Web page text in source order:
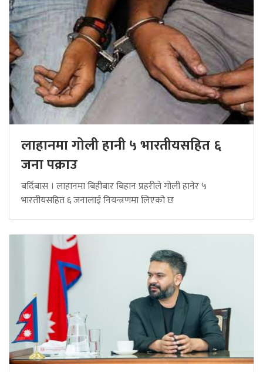
लाहानमा गोली हानी ५ भारतीयसहित ६
जना पक्राउ
बर्दिबास । लाहानमा बिहीबार बिहान प्रहरीले गोली हानेर ५
भारतीयसहित ६ जनालाई नियन्त्रणमा लिएको छ